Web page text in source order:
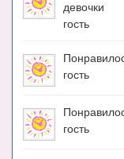
девочки
гость
гость
гость